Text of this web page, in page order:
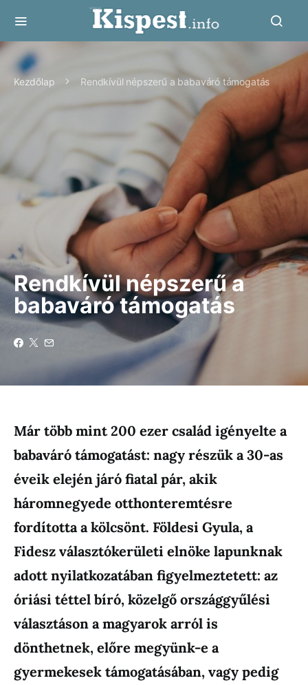
Kezdőlap Rendkívül népszerű a babaváró támogatás
Rendkívül népszerű a
babaváró támogatás
Már több mint 200 ezer család igényelte a
babaváró támogatást: nagy részük a 30-as
éveik elején járó fiatal pár, akik
háromnegyede otthonteremtésre
fordította a kölcsönt. Földesi Gyula, a
Fidesz választókerületi elnöke lapunknak
adott nyilatkozatában figyelmeztetett: az
óriási téttel bíró, közelgő országgyűlési
választáson a magyarok arról is
dönthetnek, előre megyünk-e a
gyermekesek támogatásában, vagy pedig